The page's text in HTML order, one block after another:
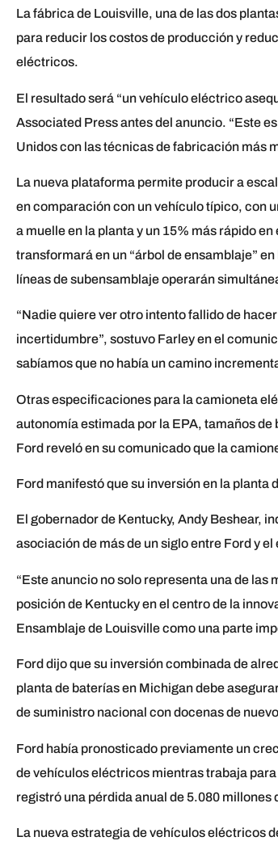
La fábrica de Louisville, una de las dos
para reducir los costos de producción y
eléctricos.
El resultado será “un vehículo eléctrico
Associated Press antes del anuncio. “Este
Unidos con las técnicas de fabricación más
La nueva plataforma permite producir a
en comparación con un vehículo típico, con
a muelle en la planta y un 15% más rápido
transformará en un “árbol de ensamblaje”
líneas de subensamblaje operarán
“Nadie quiere ver otro intento fallido de
incertidumbre”, sostuvo Farley en el
sabíamos que no había un camino
Otras especificaciones para la camioneta
autonomía estimada por la EPA, tamaños
Ford reveló en su comunicado que la
Ford manifestó que su inversión en la planta
El gobernador de Kentucky, Andy Beshear,
asociación de más de un siglo entre Ford y
“Este anuncio no solo representa una de
posición de Kentucky en el centro de la
Ensamblaje de Louisville como una parte
Ford dijo que su inversión combinada de
planta de baterías en Michigan debe
de suministro nacional con docenas de
Ford había pronosticado previamente un
de vehículos eléctricos mientras trabaja
registró una pérdida anual de 5.080 millones
La nueva estrategia de vehículos eléctricos